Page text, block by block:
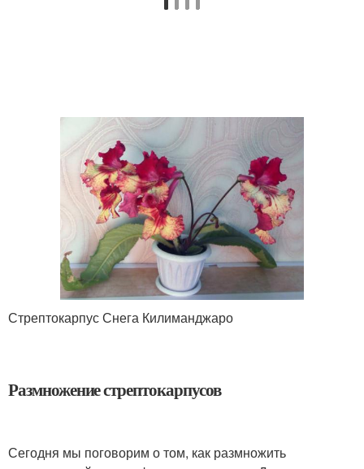
Стрептокарпус Снега Килиманджаро
Размножение стрептокарпусов
Сегодня мы поговорим о том, как размножить